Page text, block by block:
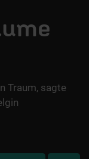
Traum, sagte